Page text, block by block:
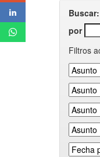
Buscar:
por
Filtros